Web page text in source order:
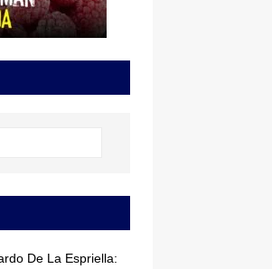
De La Espriella: